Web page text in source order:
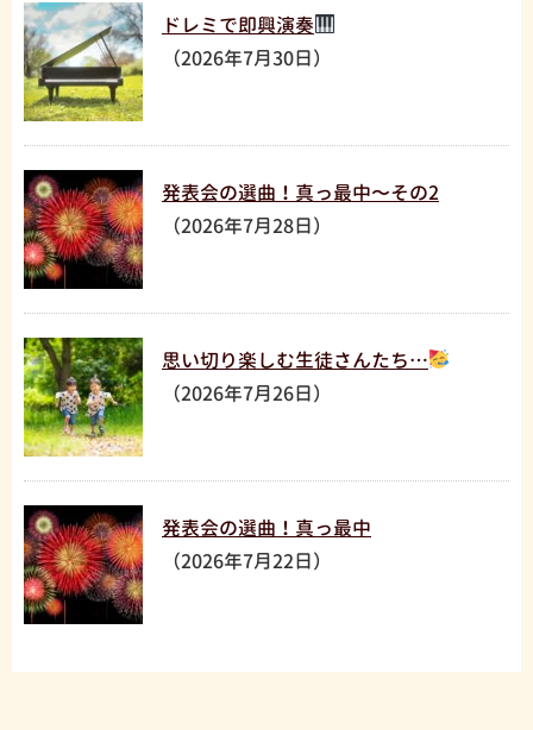
ドレミで即興演奏
（2026年7月30日）
発表会の選曲！真っ最中〜その2
（2026年7月28日）
思い切り楽しむ生徒さんたち…
（2026年7月26日）
発表会の選曲！真っ最中
（2026年7月22日）